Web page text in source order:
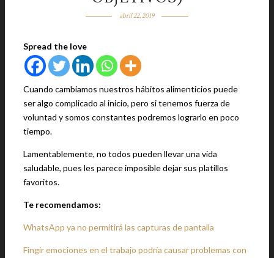
abril 22, 2019
Spread the love
Cuando cambiamos nuestros hábitos alimenticios puede
ser algo complicado al inicio, pero si tenemos fuerza de
voluntad y somos constantes podremos lograrlo en poco
tiempo.
Lamentablemente, no todos pueden llevar una vida
saludable, pues les parece imposible dejar sus platillos
favoritos.
Te recomendamos:
WhatsApp ya no permitirá las capturas de pantalla
Fingir emociones en el trabajo podría causar problemas con